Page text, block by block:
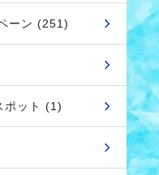
ーン (251)
ポット (1)